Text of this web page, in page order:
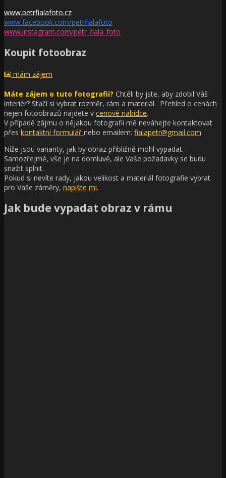
www.petrfialafoto.cz
www.facebook.com/petrfialafoto
www.instagram.com/petr_fiala_foto
Koupit fotoobraz
mám zájem
Máte zájem o tuto fotografii? Chtěli by jste, aby zdobil Váš
interiér? Stačí si vybrat rozměr, rám a materiál. Přehled o cenách
nejen fotoobrazů najdete v cenové nabídce.
V případě zájmu o nějakou fotografii mě neváhejte kontaktovat
přes kontaktní formulář nebo emailem: fialapetr@gmail.com
Níže jsou varianty, jak by obraz přibližně mohl vypadat.
Samozřejmě, vše je na domluvě, ale Vaše požadavky se budu
snažit splnit.
Pokud si nevíte rady, jakou velikost a materiál fotografie vybrat
pro Vaše záměry, napište mi.
Jak bude vypadat obraz v rámu